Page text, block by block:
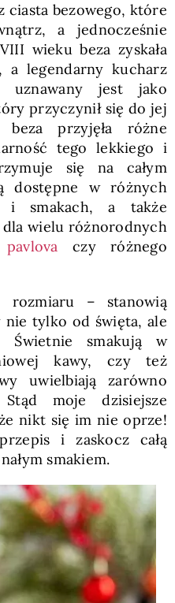
ciasta bezowego, które
a jednocześnie
wieku beza zyskała
a legendarny kucharz
uznawany jest jako
przyczynił się do jej
beza przyjęła różne
tego lekkiego i
się na całym
dostępne w różnych
i smakach, a także
dla wielu różnorodnych
pavlova czy różnego
rozmiaru – stanowią
nie tylko od święta, ale
smakują w
kawy, czy też
uwielbiają zarówno
moje dzisiejsze
nikt się im nie oprze!
i zaskocz całą
smakiem.